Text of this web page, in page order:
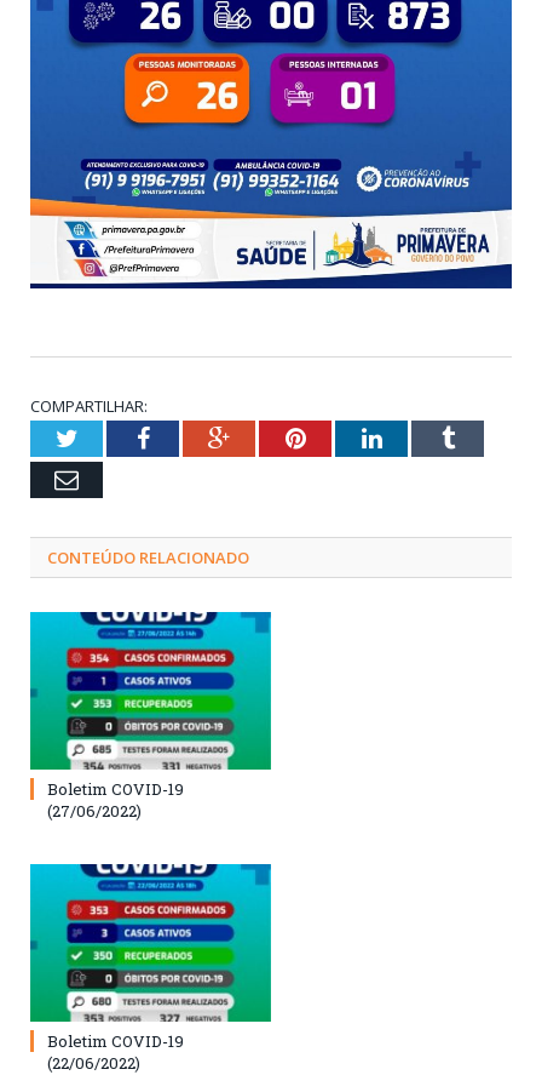
COMPARTILHAR:
TwitterFacebookGoogle+PinterestLinkedInTumblr
Email
CONTEÚDO RELACIONADO
Boletim COVID-19
(27/06/2022)
Boletim COVID-19
(22/06/2022)